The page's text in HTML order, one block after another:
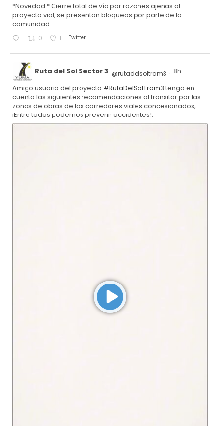
*Novedad:* Cierre total de vía por razones ajenas al
proyecto vial, se presentan bloqueos por parte de la
comunidad.
0 1 Twitter
Ruta del Sol Sector 3 @rutadelsoltram3 · 8h
Amigo usuario del proyecto #RutaDelSolTram3 tenga en
cuenta las siguientes recomendaciones al transitar por las
zonas de obras de los corredores viales concesionados,
¡Entre todos podemos prevenir accidentes!.